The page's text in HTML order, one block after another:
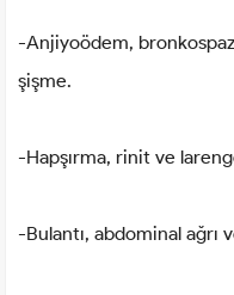
-Anjiyoödem,
şişme.
-Hapşırma, rinit ve
-Bulantı, abdominal ağrı